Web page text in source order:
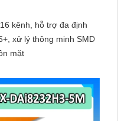
kênh, hỗ trợ đa định
xử lý thông minh SMD
mặt